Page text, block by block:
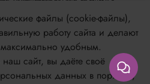
пункта 2 статьи 437 Гражданского
информации просьба обращаться к менеджеру.
может быть изменена в любое время без
сообщите нам по адресу
файлы (cookie-файлы),
работу сайта и делают
удобным.
сайт, вы даёте своё
данных в порядке,